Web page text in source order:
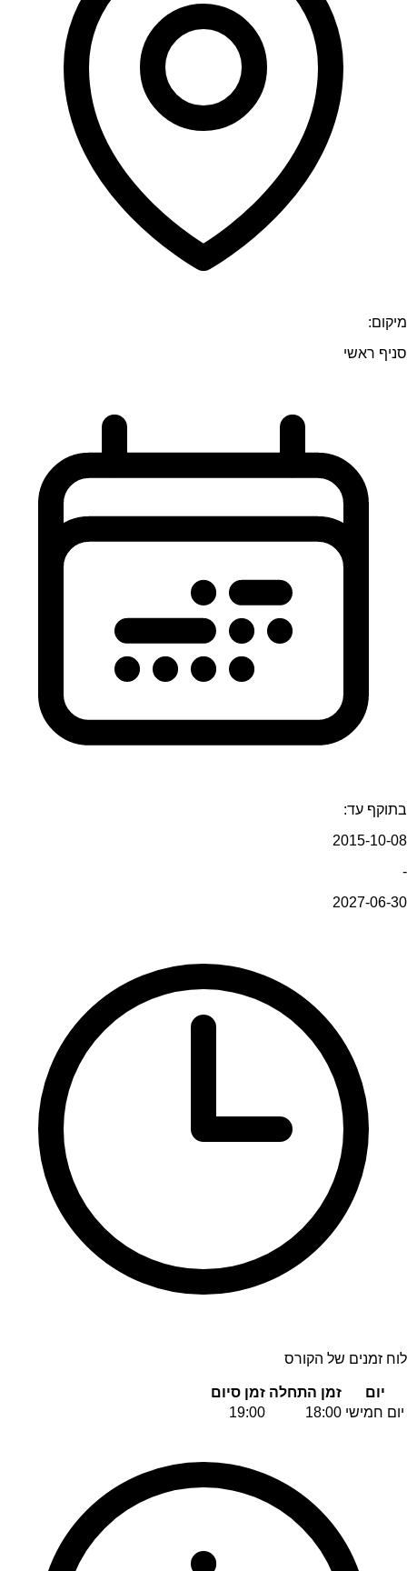
מיקום:
סניף ראשי
בתוקף עד:
2015-10-08
-
2027-06-30
לוח זמנים של הקורס
יום זמן התחלה זמן סיום
יום חמישי 18:00
19:00